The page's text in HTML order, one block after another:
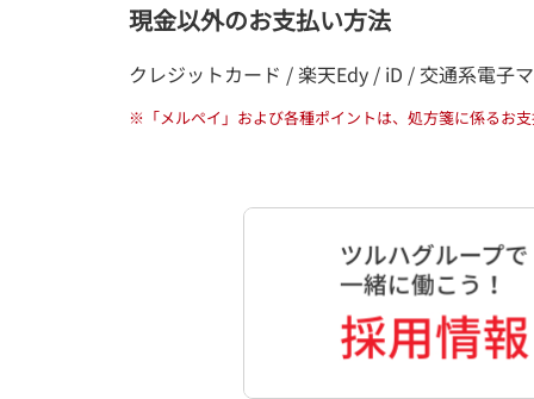
現金以外のお支払い方法
クレジットカード / 楽天Edy / iD / 交通系電子
※ 「メルペイ」および各種ポイントは、処方箋に係るお